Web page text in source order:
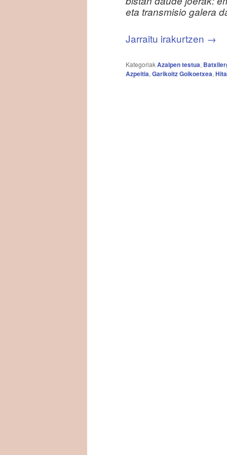
eta transmisio galera
Jarraitu irakurtzen →
KategoriakAzalpen testua,
Azpeitia, Garikoitz Goikoetxea,